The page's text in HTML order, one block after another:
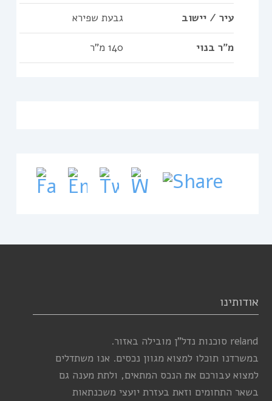
עיר / יישוב גבעת שפירא
מ"ר בנוי 140 מ"ר
אודותינו
reland סוכנות נדל”ן מובילה באזור.
במשרדנו תוכלו למצוא מגוון נכסים. אנו משתדלים
למצוא עבורכם את הנכס המתאים, ולתת מענה גם
בשאר התחומים וזאת בעזרת יועצי משכנתאות